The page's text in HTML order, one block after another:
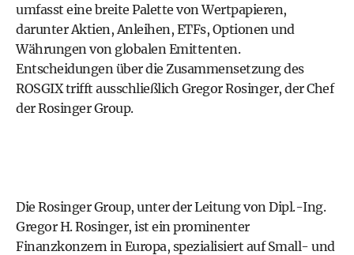
umfasst eine breite Palette von Wertpapieren,
darunter Aktien, Anleihen, ETFs, Optionen und
Währungen von globalen Emittenten.
Entscheidungen über die Zusammensetzung des
ROSGIX trifft ausschließlich Gregor Rosinger, der Chef
der Rosinger Group.
Die Rosinger Group, unter der Leitung von Dipl.-Ing.
Gregor H. Rosinger, ist ein prominenter
Finanzkonzern in Europa, spezialisiert auf Small- und